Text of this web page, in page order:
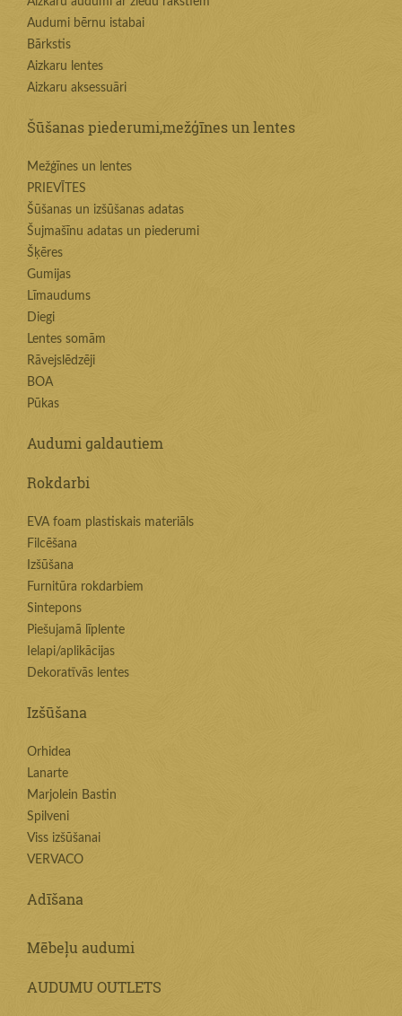
Audumi bērnu istabai
Bārkstis
Aizkaru lentes
Aizkaru aksessuāri
Šūšanas piederumi,mežģīnes un lentes
Mežģīnes un lentes
PRIEVĪTES
Šūšanas un izšūšanas adatas
Šujmašīnu adatas un piederumi
Šķēres
Gumijas
Līmaudums
Diegi
Lentes somām
Rāvejslēdzēji
BOA
Pūkas
Audumi galdautiem
Rokdarbi
EVA foam plastiskais materiāls
Filcēšana
Izšūšana
Furnitūra rokdarbiem
Sintepons
Piešujamā līplente
Ielapi/aplikācijas
Dekoratīvās lentes
Izšūšana
Orhidea
Lanarte
Marjolein Bastin
Spilveni
Viss izšūšanai
VERVACO
Adīšana
Mēbeļu audumi
AUDUMU OUTLETS